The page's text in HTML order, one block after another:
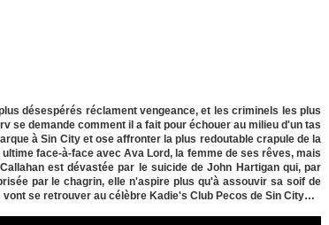
désespérés réclament vengeance, et les criminels les plus
se demande comment il a fait pour échouer au milieu d'un tas
à Sin City et ose affronter la plus redoutable crapule de la
face-à-face avec Ava Lord, la femme de ses rêves, mais
est dévastée par le suicide de John Hartigan qui, par
par le chagrin, elle n'aspire plus qu'à assouvir sa soif de
se retrouver au célèbre Kadie's Club Pecos de Sin City…